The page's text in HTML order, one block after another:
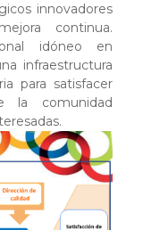
innovadores
continua.
idóneo en
infraestructura
para satisfacer
la comunidad